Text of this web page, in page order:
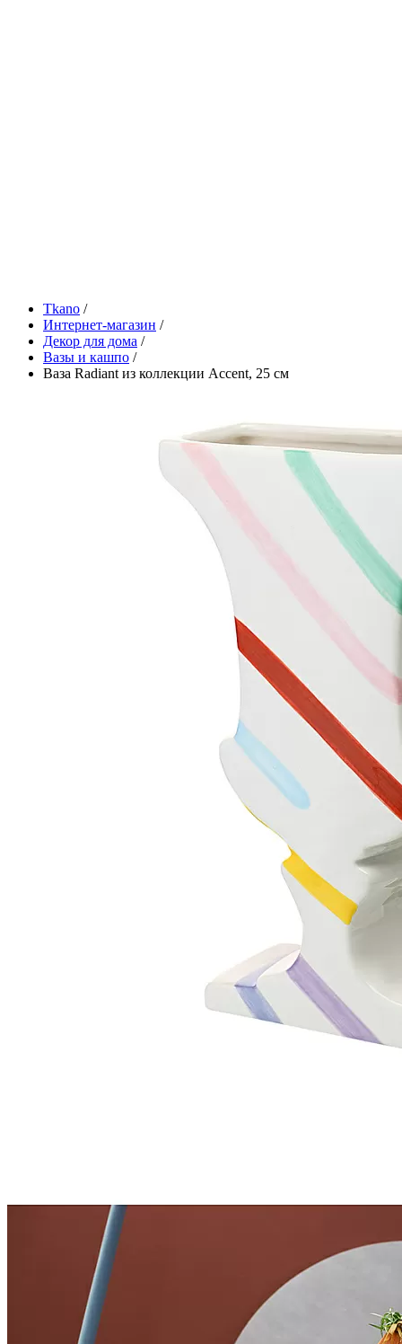
Tkano /
Интернет-магазин /
Декор для дома /
Вазы и кашпо /
Ваза Radiant из коллекции Accent, 25 см